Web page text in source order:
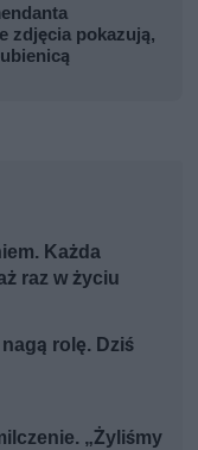
zdjęcia pokazują,
Każda
raz w życiu
nagą rolę. Dziś
„Żyliśmy